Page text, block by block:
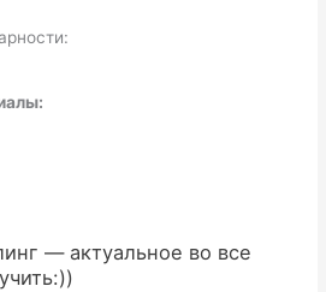
— актуальное во все